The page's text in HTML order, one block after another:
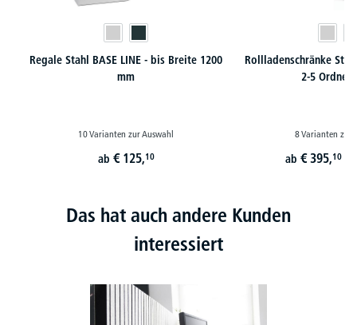
Regale Stahl BASE LINE - bis Breite 1200
mm
10 Varianten zur Auswahl
ab € 125,10
Rollladenschränke
2-5
8 Varianten zur
ab € 395,10
Das hat auch andere Kunden
interessiert